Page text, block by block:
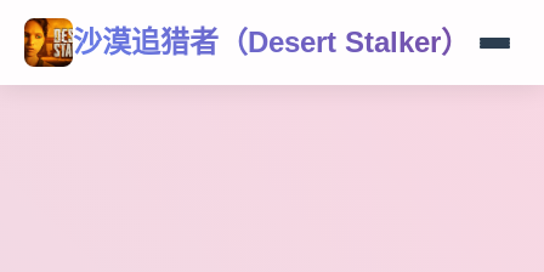
沙漠追猎者（Desert Stalker）